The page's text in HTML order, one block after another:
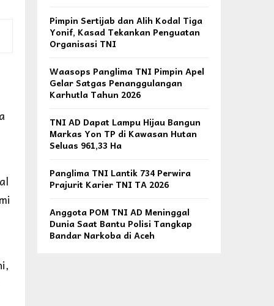
Pimpin Sertijab dan Alih Kodal Tiga
Yonif, Kasad Tekankan Penguatan
Organisasi TNI
Waasops Panglima TNI Pimpin Apel
Gelar Satgas Penanggulangan
Karhutla Tahun 2026
TNI AD Dapat Lampu Hijau Bangun
Markas Yon TP di Kawasan Hutan
Seluas 961,33 Ha
Panglima TNI Lantik 734 Perwira
Prajurit Karier TNI TA 2026
Anggota POM TNI AD Meninggal
Dunia Saat Bantu Polisi Tangkap
Bandar Narkoba di Aceh